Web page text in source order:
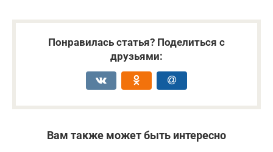
Понравилась статья? Поделиться с
друзьями:
Вам также может быть интересно